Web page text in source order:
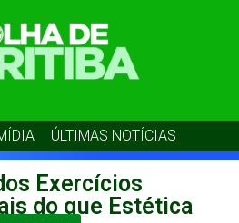
ÚLTIMAS NOTÍCIAS
Exercícios
do que Estética